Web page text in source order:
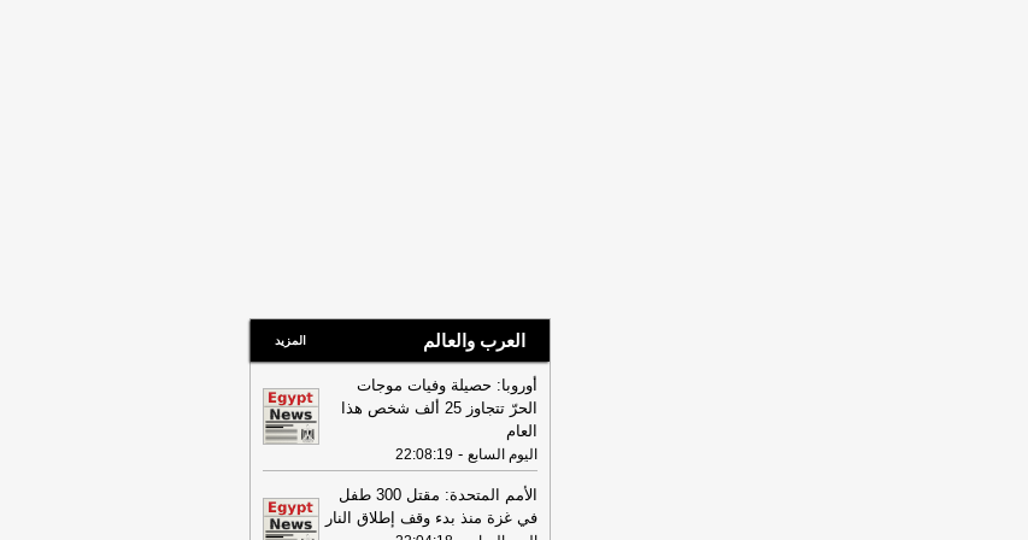
العرب والعالم المزيد
أوروبا: حصيلة وفيات موجات
الحرّ تتجاوز 25 ألف شخص هذا
العام
اليوم السابع -
22:08:19
الأمم المتحدة: مقتل 300 طفل
في غزة منذ بدء وقف إطلاق النار